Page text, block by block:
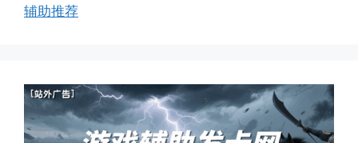
辅助推荐